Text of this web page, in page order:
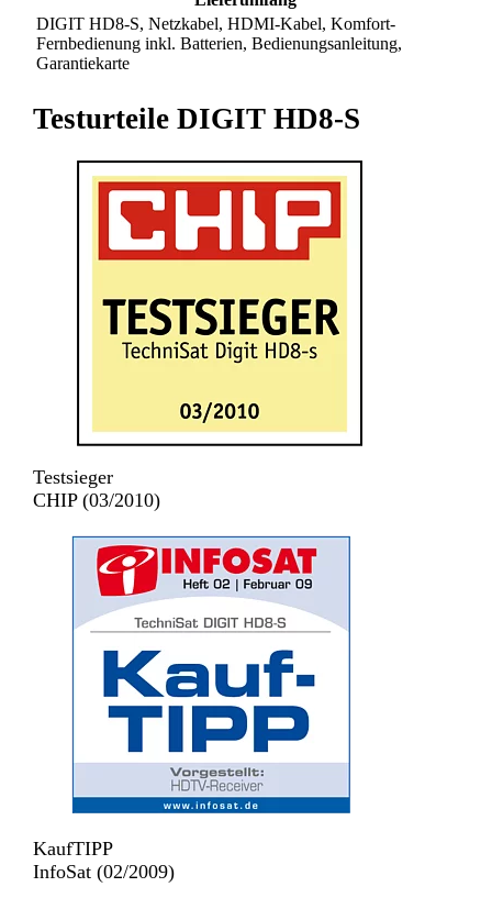
DIGIT HD8-S, Netzkabel, HDMI-Kabel, Komfort-
Fernbedienung inkl. Batterien, Bedienungsanleitung,
Garantiekarte
Testurteile DIGIT HD8-S
Testsieger
CHIP (03/2010)
KaufTIPP
InfoSat (02/2009)